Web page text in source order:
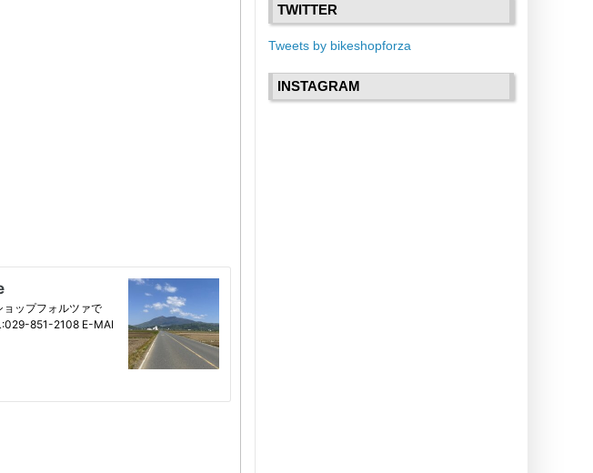
TWITTER
Tweets by bikeshopforza
INSTAGRAM